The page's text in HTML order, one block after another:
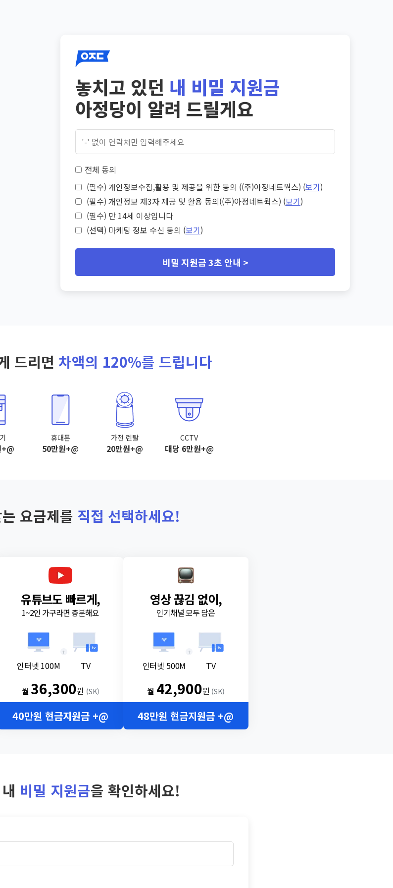
놓치고 있던 내 비밀 지원금
아정당이 알려 드릴게요
전체 동의
(필수) 개인정보수집,활용 및 제공을 위한 동의 ((주)아정네트웍스) (보기)
(필수) 개인정보 제3자 제공 및 활용 동의((주)아정네트웍스) (보기)
(필수) 만 14세 이상입니다
(선택) 마케팅 정보 수신 동의 (보기)
비밀 지원금 3초 안내 >
드리면 차액의 120%를 드립니다
휴대폰
50만원+@
가전 렌탈
20만원+@
CCTV
대당 6만원+@
요금제를 직접 선택하세요!
유튜브도 빠르게,
1~2인 가구라면 충분해요
인터넷 100M
+
TV
월36,300원 (SK)
40만원 현금지원금 +@
영상 끊김 없이,
인기채널 모두 담은
인터넷 500M
+
TV
월 42,900원 (SK)
48만원 현금지원금 +@
비밀 지원금을 확인하세요!